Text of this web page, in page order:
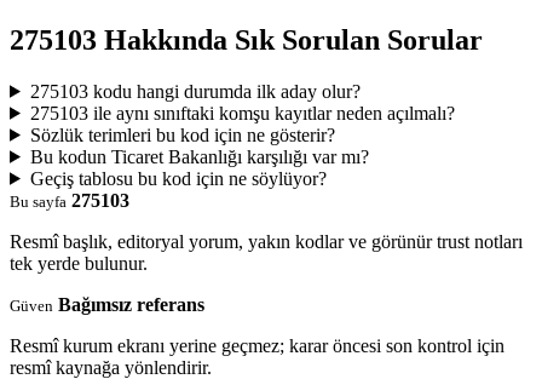
275103 Hakkında Sık Sorulan Sorular
275103 kodu hangi durumda ilk aday olur?
275103 ile aynı sınıftaki komşu kayıtlar neden açılmalı?
Sözlük terimleri bu kod için ne gösterir?
Bu kodun Ticaret Bakanlığı karşılığı var mı?
Geçiş tablosu bu kod için ne söylüyor?
Bu sayfa 275103
Resmî başlık, editoryal yorum, yakın kodlar ve görünür trust notları
tek yerde bulunur.
Güven Bağımsız referans
Resmî kurum ekranı yerine geçmez; karar öncesi son kontrol için
resmî kaynağa yönlendirir.